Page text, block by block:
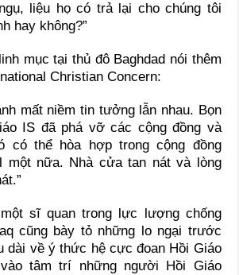
liệu họ có trả lại cho chúng tôi
hay không?”
mục tại thủ đô Baghdad nói thêm
Christian Concern:
mất niềm tin tưởng lẫn nhau. Bọn
IS đã phá vỡ các cộng đồng và
có thể hòa hợp trong cộng đồng
một nữa. Nhà cửa tan nát và lòng
sĩ quan trong lực lượng chống
cũng bày tỏ những lo ngại trước
dài về ý thức hệ cực đoan Hồi Giáo
tâm trí những người Hồi Giáo